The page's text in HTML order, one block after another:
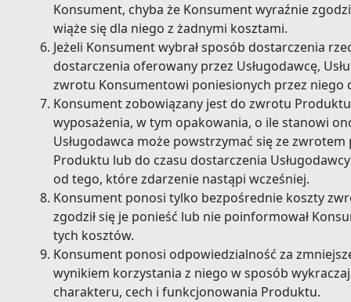
Konsument, chyba że Konsument wyraźnie
wiąże się dla niego z żadnymi kosztami.
Jeżeli Konsument wybrał sposób dostarczenia
dostarczenia oferowany przez Usługodawcę,
zwrotu Konsumentowi poniesionych przez niego
Konsument zobowiązany jest do zwrotu
wyposażenia, w tym opakowania, o ile stanowi
Usługodawca może powstrzymać się ze
Produktu lub do czasu dostarczenia
od tego, które zdarzenie nastąpi wcześniej.
Konsument ponosi tylko bezpośrednie koszty
zgodził się je ponieść lub nie poinformował
tych kosztów.
Konsument ponosi odpowiedzialność za
wynikiem korzystania z niego w sposób
charakteru, cech i funkcjonowania Produktu.